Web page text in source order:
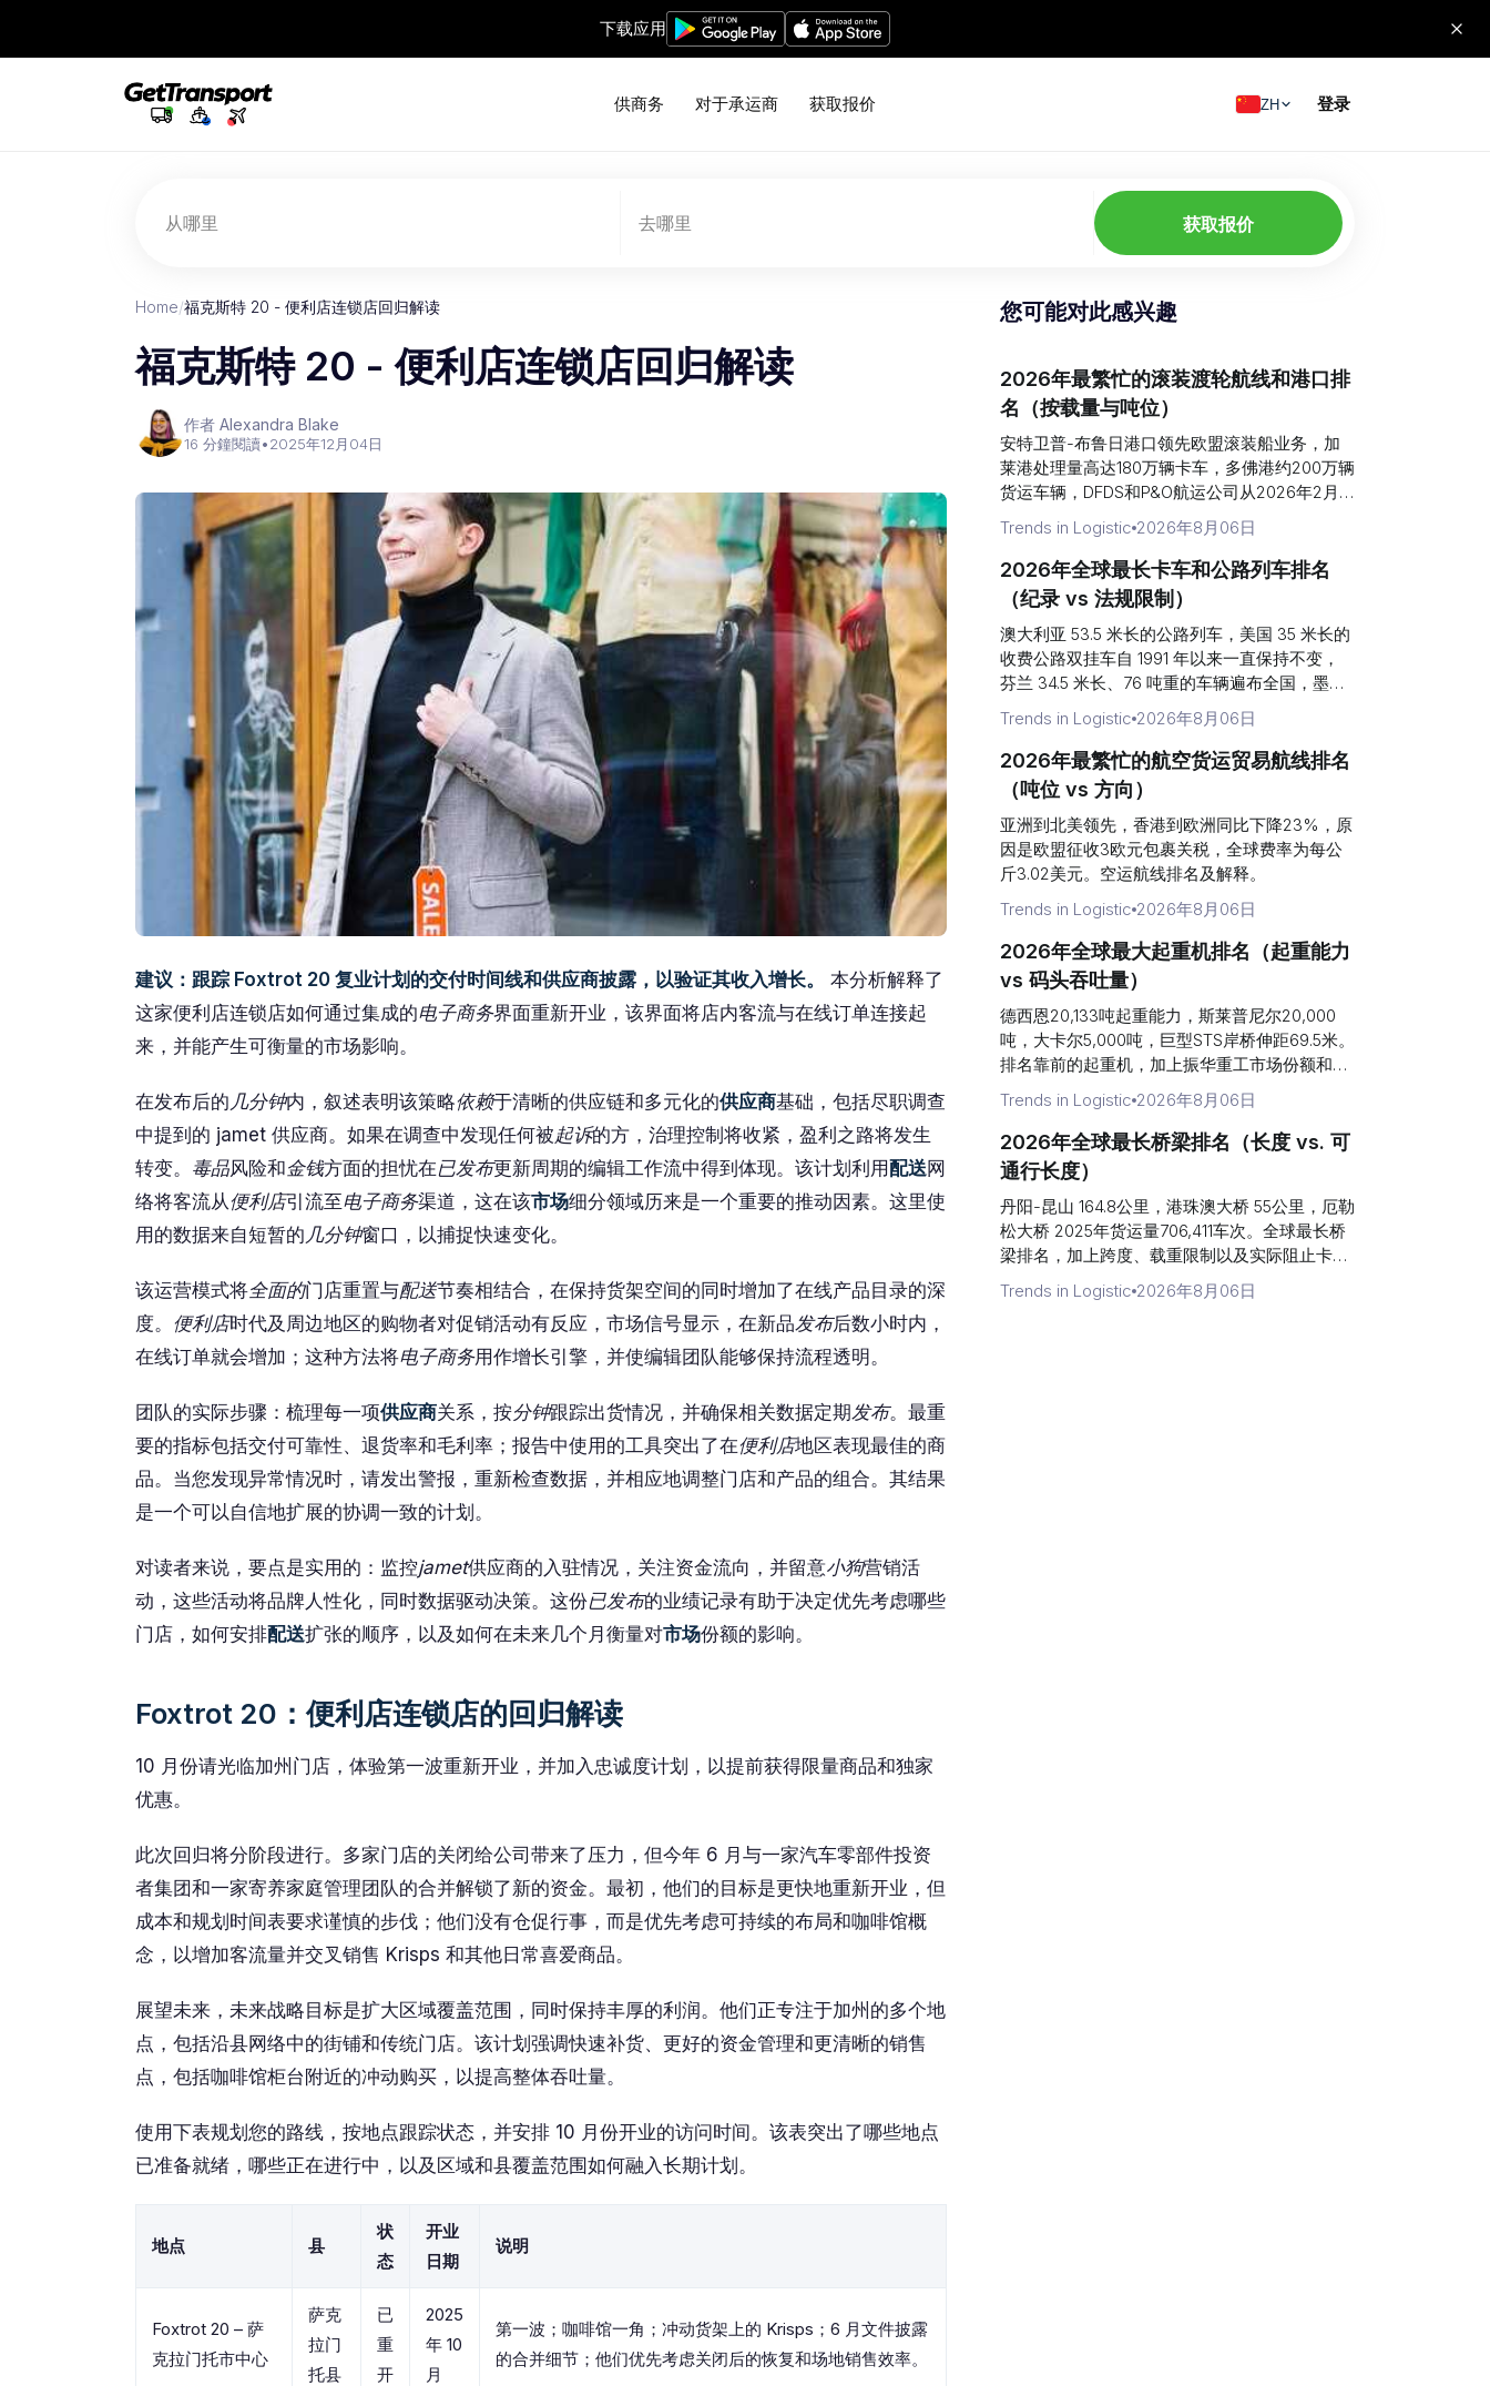
下载应用
供商务 对于承运商 获取报价 ZH 登录
从哪里 去哪里 获取报价
Home/福克斯特 20 - 便利店连锁店回归解读
福克斯特 20 - 便利店连锁店回归解读
作者 Alexandra Blake
16 分鐘閱讀•2025年12月04日
建议：跟踪 Foxtrot 20 复业计划的交付时间线和供应商披露，以验证其收入增长。
本分析解释了
这家便利店连锁店如何通过集成的电子商务界面重新开业，该界面将店内客流与在线订单连接起
来，并能产生可衡量的市场影响。
在发布后的几分钟内，叙述表明该策略依赖于清晰的供应链和多元化的供应商基础，包括尽职调查
中提到的 jamet 供应商。如果在调查中发现任何被起诉的方，治理控制将收紧，盈利之路将发生
转变。 毒品风险和金钱方面的担忧在已发布更新周期的编辑工作流中得到体现。该计划利用配送网
络将客流从便利店引流至电子商务渠道，这在该市场细分领域历来是一个重要的推动因素。这里使
用的数据来自短暂的几分钟窗口，以捕捉快速变化。
该运营模式将全面的门店重置与配送节奏相结合，在保持货架空间的同时增加了在线产品目录的深
度。 便利店时代及周边地区的购物者对促销活动有反应，市场信号显示，在新品发布后数小时内，
在线订单就会增加；这种方法将电子商务用作增长引擎，并使编辑团队能够保持流程透明。
团队的实际步骤：梳理每一项供应商关系，按分钟跟踪出货情况，并确保相关数据定期发布。最重
要的指标包括交付可靠性、退货率和毛利率；报告中使用的工具突出了在便利店地区表现最佳的商
品。当您发现异常情况时，请发出警报，重新检查数据，并相应地调整门店和产品的组合。其结果
是一个可以自信地扩展的协调一致的计划。
对读者来说，要点是实用的：监控jamet供应商的入驻情况，关注资金流向，并留意小狗营销活
动，这些活动将品牌人性化，同时数据驱动决策。这份已发布的业绩记录有助于决定优先考虑哪些
门店，如何安排配送扩张的顺序，以及如何在未来几个月衡量对市场份额的影响。
Foxtrot 20：便利店连锁店的回归解读
10 月份请光临加州门店，体验第一波重新开业，并加入忠诚度计划，以提前获得限量商品和独家
优惠。
此次回归将分阶段进行。多家门店的关闭给公司带来了压力，但今年 6 月与一家汽车零部件投资
者集团和一家寄养家庭管理团队的合并解锁了新的资金。最初，他们的目标是更快地重新开业，但
成本和规划时间表要求谨慎的步伐；他们没有仓促行事，而是优先考虑可持续的布局和咖啡馆概
念，以增加客流量并交叉销售 Krisps 和其他日常喜爱商品。
展望未来，未来战略目标是扩大区域覆盖范围，同时保持丰厚的利润。他们正专注于加州的多个地
点，包括沿县网络中的街铺和传统门店。该计划强调快速补货、更好的资金管理和更清晰的销售
点，包括咖啡馆柜台附近的冲动购买，以提高整体吞吐量。
使用下表规划您的路线，按地点跟踪状态，并安排 10 月份开业的访问时间。该表突出了哪些地点
已准备就绪，哪些正在进行中，以及区域和县覆盖范围如何融入长期计划。
地点 县
状
态
开业
日期
说明
Foxtrot 20 – 萨
克拉门托市中心
萨克
拉门
托县
已
重
开
2025
年 10
月
第一波；咖啡馆一角；冲动货架上的 Krisps；6 月文件披露
的合并细节；他们优先考虑关闭后的恢复和场地销售效率。
您可能对此感兴趣
2026年最繁忙的滚装渡轮航线和港口排
名（按载量与吨位）
安特卫普-布鲁日港口领先欧盟滚装船业务，加
莱港处理量高达180万辆卡车，多佛港约200万辆
货运车辆，DFDS和P&O航运公司从2026年2月
起合并多佛-加莱滚装货运航次。滚装航线排
名。
Trends in Logistic 2026年8月06日
2026年全球最长卡车和公路列车排名
（纪录 vs 法规限制）
澳大利亚 53.5 米长的公路列车，美国 35 米长的
收费公路双挂车自 1991 年以来一直保持不变，
芬兰 34.5 米长、76 吨重的车辆遍布全国，墨西
哥 31 米长的双挂车。合法卡车长度限制排名。
Trends in Logistic 2026年8月06日
2026年最繁忙的航空货运贸易航线排名
（吨位 vs 方向）
亚洲到北美领先，香港到欧洲同比下降23%，原
因是欧盟征收3欧元包裹关税，全球费率为每公
斤3.02美元。空运航线排名及解释。
Trends in Logistic 2026年8月06日
2026年全球最大起重机排名（起重能力
vs 码头吞吐量）
德西恩20,133吨起重能力，斯莱普尼尔20,000
吨，大卡尔5,000吨，巨型STS岸桥伸距69.5米。
排名靠前的起重机，加上振华重工市场份额和美
国暂停的起重机关税。
Trends in Logistic 2026年8月06日
2026年全球最长桥梁排名（长度 vs. 可
通行长度）
丹阳-昆山 164.8公里，港珠澳大桥 55公里，厄勒
松大桥 2025年货运量706,411车次。全球最长桥
梁排名，加上跨度、载重限制以及实际阻止卡车
通行的因素。
Trends in Logistic 2026年8月06日